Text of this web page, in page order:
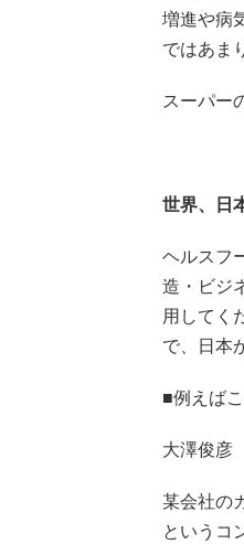
増進や病
ではあま
スーパー
世界、日
ヘルスフ
造・ビジ
用してく
で、日本
■例えば
大澤俊
某会社の
というコ